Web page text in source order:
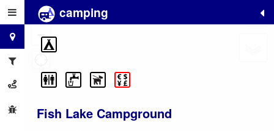
camping
Fish Lake Campground
+
−